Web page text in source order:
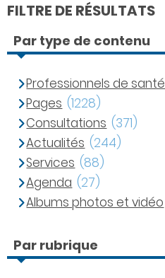
FILTRE DE RÉSULTATS
Par type de contenu
Professionnels de santé
Pages (1228)
Consultations (371)
Actualités (244)
Services (88)
Agenda (27)
Albums photos et vidéo
Par rubrique